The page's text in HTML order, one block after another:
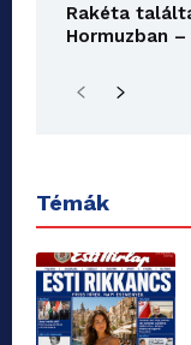
Rakéta
Hormuzban
Témák